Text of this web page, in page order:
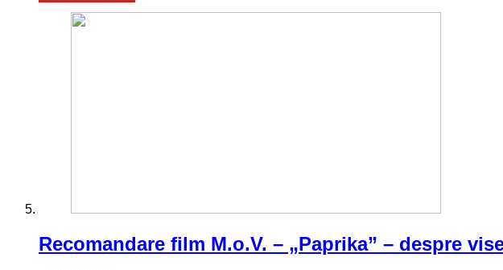
Recomandare film M.o.V. – „Paprika” – despre